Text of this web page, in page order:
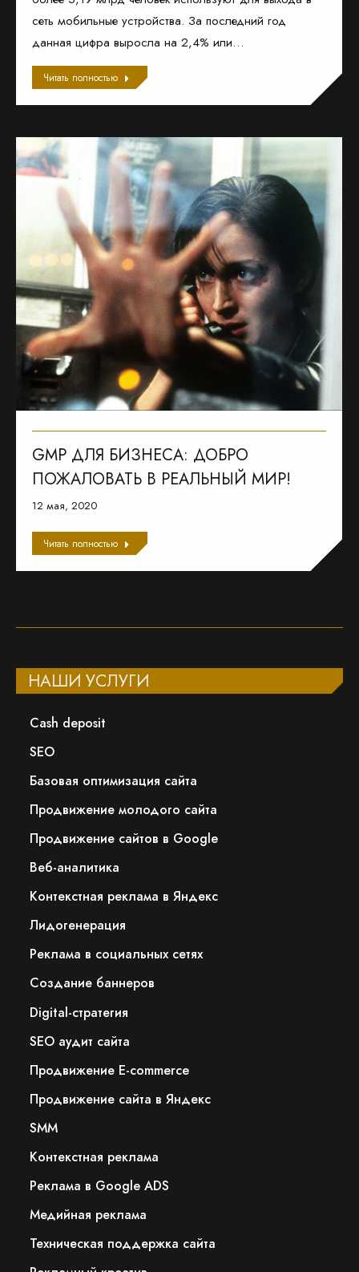
сеть мобильные устройства. За последний год
данная цифра выросла на 2,4% или…
Читать полностью
GMP ДЛЯ БИЗНЕСА: ДОБРО
ПОЖАЛОВАТЬ В РЕАЛЬНЫЙ МИР!
12 мая, 2020
Читать полностью
НАШИ УСЛУГИ
Сash deposit
SEO
Базовая оптимизация сайта
Продвижение молодого сайта
Продвижение сайтов в Google
Веб-аналитика
Контекстная реклама в Яндекс
Лидогенерация
Реклама в социальных сетях
Создание баннеров
Digital-стратегия
SEO аудит сайта
Продвижение E-commerce
Продвижение сайта в Яндекс
SMM
Контекстная реклама
Реклама в Google ADS
Медийная реклама
Техническая поддержка сайта